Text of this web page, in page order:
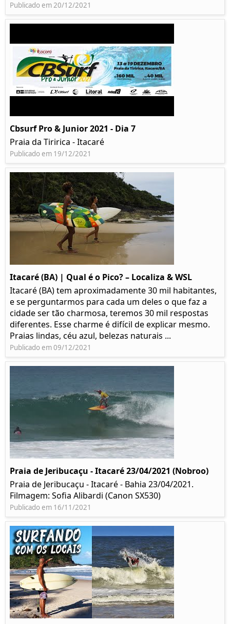
Publicado em 20/12/2021
Cbsurf Pro & Junior 2021 - Dia 7
Praia da Tiririca - Itacaré
Publicado em 19/12/2021
Itacaré (BA) | Qual é o Pico? – Localiza & WSL​​
Itacaré (BA) tem aproximadamente 30 mil habitantes,
e se perguntarmos para cada um deles o que faz a
cidade ser tão charmosa, teremos 30 mil respostas
diferentes. Esse charme é difícil de explicar mesmo.
Praias lindas, céu azul, belezas naturais ...
Publicado em 09/12/2021
Praia de Jeribucaçu - Itacaré 23/04/2021 (Nobroo)
Praia de Jeribucaçu - Itacaré - Bahia 23/04/2021.
Filmagem: Sofia Alibardi (Canon SX530)
Publicado em 16/11/2021